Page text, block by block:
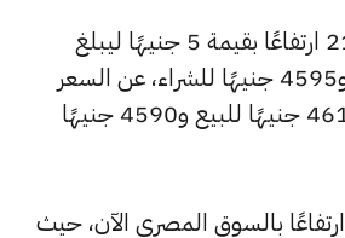
كما شهد سعر عيار 21 ارتفاعًا بقيمة 5 جنيهًا ليبلغ
4615 جنيهًا للبيع و4595 جنيهًا للشراء، عن السعر
السابق الذي كان 4615 جنيهًا للبيع و4590 جنيهًا
وشهد سعر عيار 18 ارتفاعًا بالسوق المصري الآن، حيث